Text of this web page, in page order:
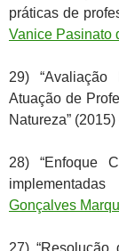
práticas de
Vanice Pasinato
29)
Atuação de
Natureza” (2015)
28) “Enfoque
Gonçalves
27)